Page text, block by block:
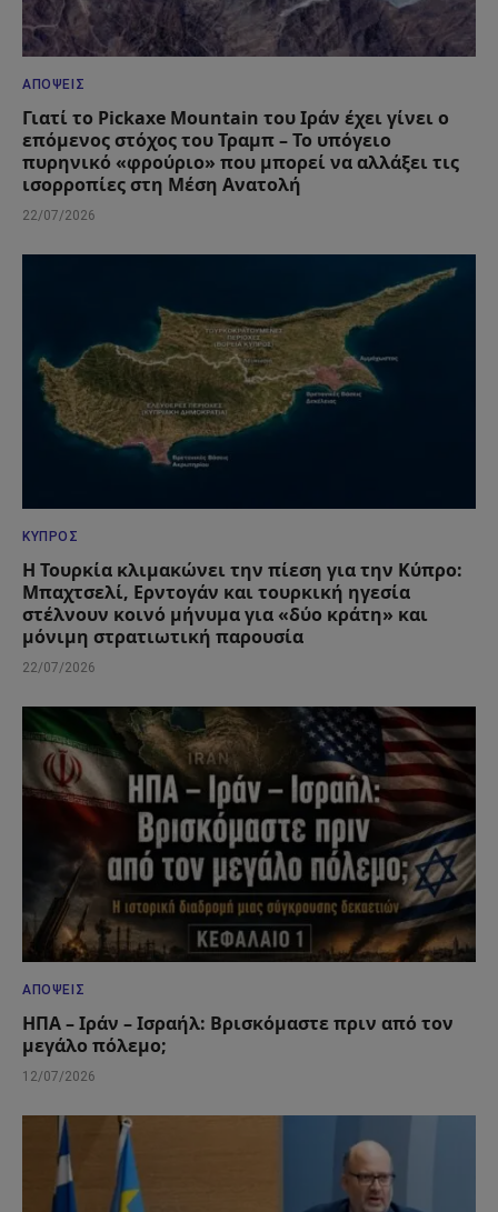
ΑΠΌΨΕΙΣ
Γιατί το Pickaxe Mountain του Ιράν έχει γίνει ο
επόμενος στόχος του Τραμπ – Το υπόγειο
πυρηνικό «φρούριο» που μπορεί να αλλάξει τις
ισορροπίες στη Μέση Ανατολή
22/07/2026
ΚΎΠΡΟΣ
Η Τουρκία κλιμακώνει την πίεση για την Κύπρο:
Μπαχτσελί, Ερντογάν και τουρκική ηγεσία
στέλνουν κοινό μήνυμα για «δύο κράτη» και
μόνιμη στρατιωτική παρουσία
22/07/2026
ΑΠΌΨΕΙΣ
ΗΠΑ – Ιράν – Ισραήλ: Βρισκόμαστε πριν από τον
μεγάλο πόλεμο;
12/07/2026